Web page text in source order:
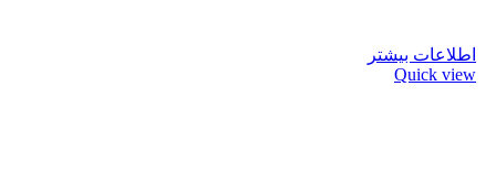
اطلاعات بیشتر
Quick view